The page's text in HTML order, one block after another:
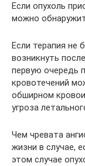
Если опухоль
можно
Если терапия не
возникнуть
первую очередь
кровотечений
обширном
угроза
Чем чревата
жизни в случае,
этом случае